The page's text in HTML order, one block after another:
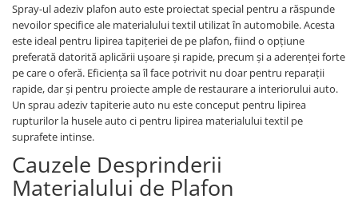
Pompa combustibil
Pompa de apa
Radiator racire ulei hidraulic
Radiator apa
Bobina de pornire
Bobina de oprire
Bobina de acceleratie
Curea alternator - transmisie
Curea distributie
Esapament
Piese Lombardini
Piese Linde
Piese Multitel
Piese Dieci
Piese Massey Ferguson
Piese Landini
Piese New Holland
Spray-ul adeziv plafon auto este proiectat special pentru a răspunde
nevoilor specifice ale materialului textil utilizat în automobile. Acesta
este ideal pentru lipirea tapițeriei de pe plafon, fiind o opțiune
preferată datorită aplicării ușoare și rapide, precum și a aderenței forte
pe care o oferă. Eficiența sa îl face potrivit nu doar pentru reparații
rapide, dar și pentru proiecte ample de restaurare a interiorului auto.
Un sprau adeziv tapiterie auto nu este conceput pentru lipirea
rupturilor la husele auto ci pentru lipirea materialului textil pe
suprafete intinse.
Cauzele Desprinderii
Materialului de Plafon